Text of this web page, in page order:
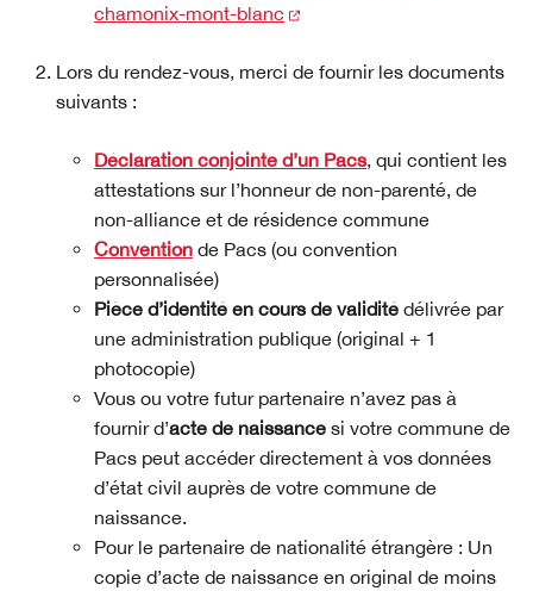
chamonix-mont-blanc
(nouvelle fenêtre)
Lors du rendez-vous, merci de fournir les documents
suivants :
Déclaration conjointe d’un Pacs, qui contient les
attestations sur l’honneur de non-parenté, de
non-alliance et de résidence commune
Convention de Pacs (ou convention
personnalisée)
Pièce d’identité en cours de validité délivrée par
une administration publique (original + 1
photocopie)
Vous ou votre futur partenaire n’avez pas à
fournir d’acte de naissance si votre commune de
Pacs peut accéder directement à vos données
d’état civil auprès de votre commune de
naissance.
Pour le partenaire de nationalité étrangère : Un
copie d’acte de naissance en original de moins